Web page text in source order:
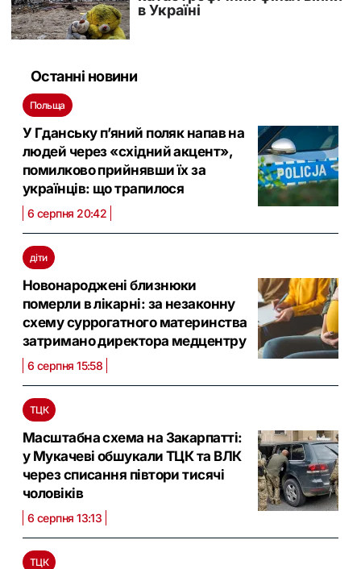
Останні новини
Польща
У Гданську п’яний поляк напав на
людей через «східний акцент»,
помилково прийнявши їх за
українців: що трапилося
6 серпня 20:42
діти
Новонароджені близнюки
померли в лікарні: за незаконну
схему суррогатного материнства
затримано директора медцентру
6 серпня 15:58
ТЦК
Масштабна схема на Закарпатті:
у Мукачеві обшукали ТЦК та ВЛК
через списання півтори тисячі
чоловіків
6 серпня 13:13
ТЦК